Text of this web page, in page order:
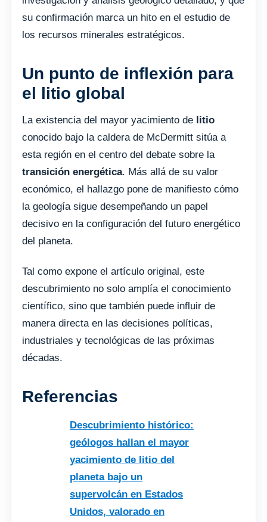
su confirmación marca un hito en el estudio de
los recursos minerales estratégicos.
Un punto de inflexión para
el litio global
La existencia del mayor yacimiento de litio
conocido bajo la caldera de McDermitt sitúa a
esta región en el centro del debate sobre la
transición energética. Más allá de su valor
económico, el hallazgo pone de manifiesto cómo
la geología sigue desempeñando un papel
decisivo en la configuración del futuro energético
del planeta.
Tal como expone el artículo original, este
descubrimiento no solo amplía el conocimiento
científico, sino que también puede influir de
manera directa en las decisiones políticas,
industriales y tecnológicas de las próximas
décadas.
Referencias
Descubrimiento histórico:
geólogos hallan el mayor
yacimiento de litio del
planeta bajo un
supervolcán en Estados
Unidos, valorado en